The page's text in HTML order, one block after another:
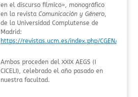
en el discurso fílmico», monográfico
en la revista Comunicación y Género,
de la Universidad Complutense de
Madrid:
https://revistas.ucm.es/index.php/CGEN/issue/
Ambos proceden del XXIX AEGS (I
CICELI), celebrado el año pasado en
nuestra facultad.